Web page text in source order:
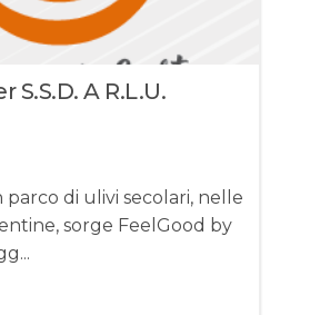
S.s.d. A R.l.u.
parco di ulivi secolari, nelle
sorge FeelGood by